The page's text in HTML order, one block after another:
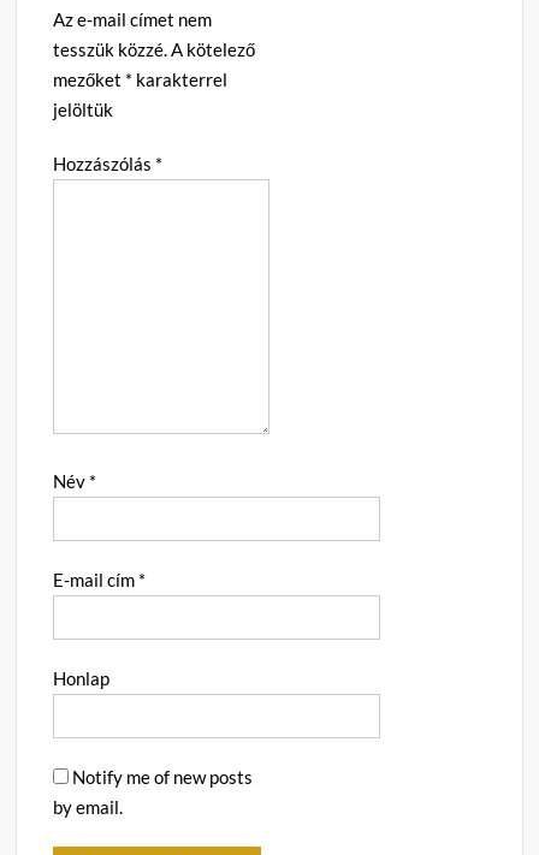
Az e-mail címet nem
tesszük közzé.A kötelező
mezőket * karakterrel
jelöltük
Hozzászólás *
Név *
E-mail cím *
Honlap
Notify me of new posts
by email.